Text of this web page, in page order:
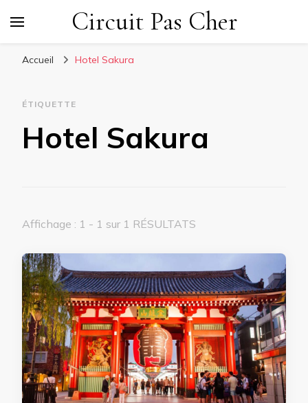
Circuit Pas Cher
Accueil Hotel Sakura
ÉTIQUETTE
Hotel Sakura
Affichage : 1 - 1 sur 1 RÉSULTATS